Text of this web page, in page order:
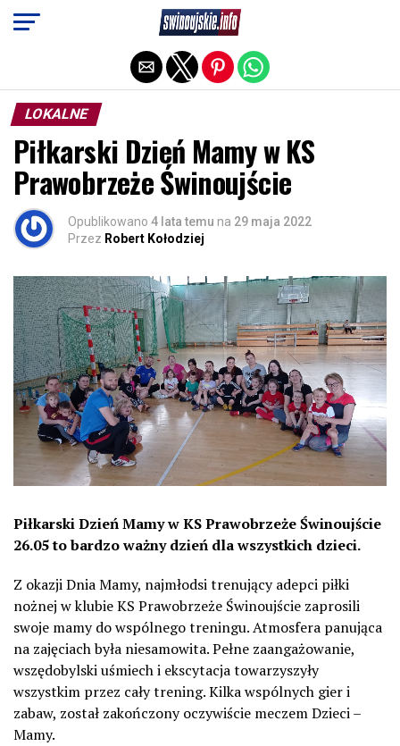
LOKALNE
Piłkarski Dzień Mamy w KS
Prawobrzeże Świnoujście
Opublikowano 4 lata temu na 29 maja 2022
Przez Robert Kołodziej
Piłkarski Dzień Mamy w KS Prawobrzeże Świnoujście
26.05 to bardzo ważny dzień dla wszystkich dzieci.
Z okazji Dnia Mamy, najmłodsi trenujący adepci piłki
nożnej w klubie KS Prawobrzeże Świnoujście zaprosili
swoje mamy do wspólnego treningu.Atmosfera panująca
na zajęciach była niesamowita. Pełne zaangażowanie,
wszędobylski uśmiech i ekscytacja towarzyszyły
wszystkim przez cały trening. Kilka wspólnych gier i
zabaw, został zakończony oczywiście meczem Dzieci –
Mamy.
Exit mobile version